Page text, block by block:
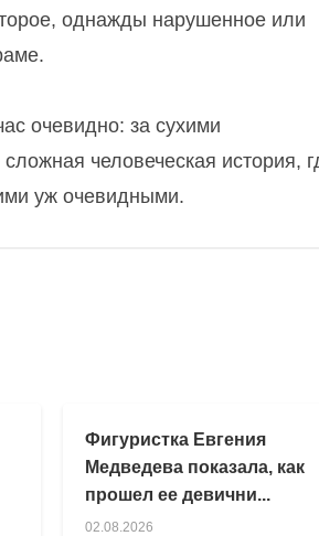
однажды нарушенное или
очевидно: за сухими
человеческая история,
уж очевидными.
Фигуристка Евгения
Медведева показала, как
прошел ее девични...
02.08.2026